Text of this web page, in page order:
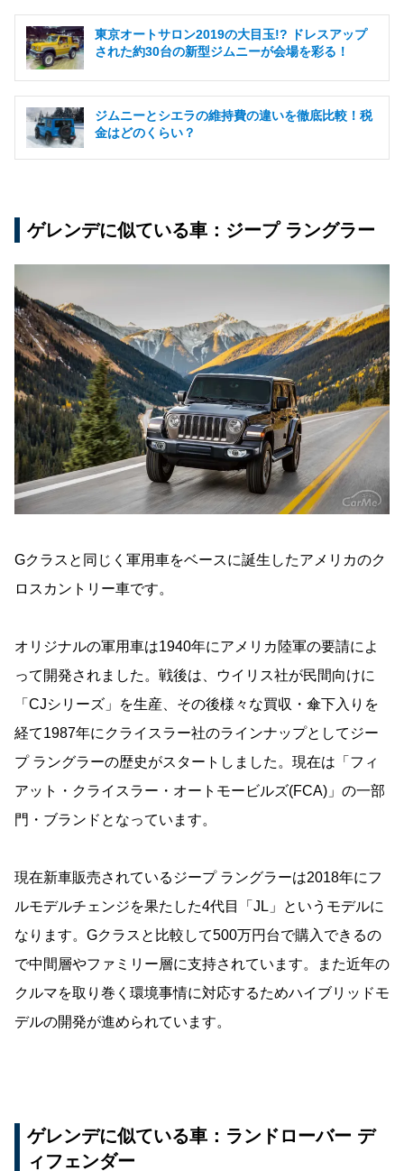
東京オートサロン2019の大目玉!? ドレスアップ
された約30台の新型ジムニーが会場を彩る！
ジムニーとシエラの維持費の違いを徹底比較！税
金はどのくらい？
ゲレンデに似ている車：ジープ ラングラー
Gクラスと同じく軍用車をベースに誕生したアメリカのク
ロスカントリー車です。
オリジナルの軍用車は1940年にアメリカ陸軍の要請によ
って開発されました。戦後は、ウイリス社が民間向けに
「CJシリーズ」を生産、その後様々な買収・傘下入りを
経て1987年にクライスラー社のラインナップとしてジー
プ ラングラーの歴史がスタートしました。現在は「フィ
アット・クライスラー・オートモービルズ(FCA)」の一部
門・ブランドとなっています。
現在新車販売されているジープ ラングラーは2018年にフ
ルモデルチェンジを果たした4代目「JL」というモデルに
なります。Gクラスと比較して500万円台で購入できるの
で中間層やファミリー層に支持されています。また近年の
クルマを取り巻く環境事情に対応するためハイブリッドモ
デルの開発が進められています。
ゲレンデに似ている車：ランドローバー デ
ィフェンダー